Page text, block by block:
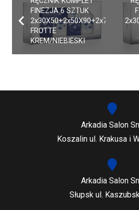
FINEZJA 6 SZTUK
2x30X50+2x50X90+2x70X140
FROTTE
KREM/NIEBIESKI
Arkadia Salon
Koszalin ul. Krakusa i
Arkadia Salon
Słupsk ul.